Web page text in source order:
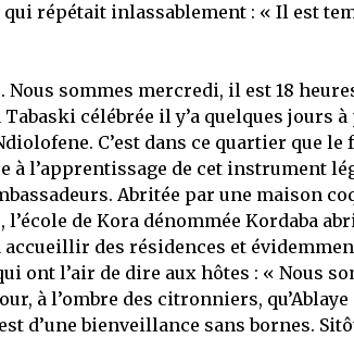
qui répétait inlassablement : « Il est
Nous sommes mercredi, il est 18
Tabaski célébrée il y’a quelques jours
C’est dans ce quartier que
à l’apprentissage de cet instrument
Abritée par une maison
l’école de Kora dénommée Kordaba
accueillir des résidences et
ont l’air de dire aux hôtes : « Nous
à l’ombre des citronniers,
d’une bienveillance sans bornes.